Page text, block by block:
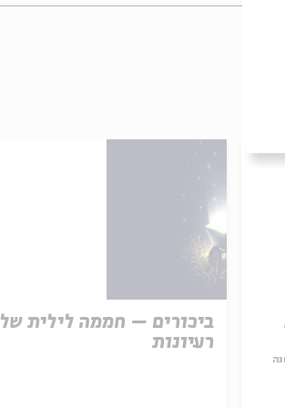
ביכורים – חממה לילית של
רעיונות